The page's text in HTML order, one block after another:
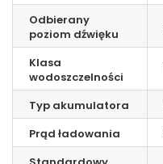
Odbierany
poziom dźwięku
Klasa
wodoszczelności
Typ akumulatora
Prąd ładowania